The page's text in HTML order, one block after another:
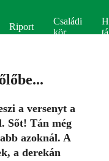
Riport
Családi
kör
a versenyt a
Sőt! Tán még
azoknál. A
a derekán